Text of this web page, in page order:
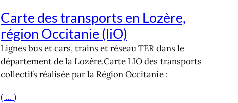
Carte des transports en Lozère,
région Occitanie (liO)
Lignes bus et cars, trains et réseau TER dans le
département de la Lozère.Carte LIO des transports
collectifs réalisée par la Région Occitanie :
( … )